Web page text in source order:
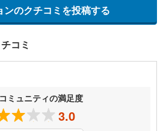
ンのクチコミを投稿する
コミ
ミュニティの満足度
3.0